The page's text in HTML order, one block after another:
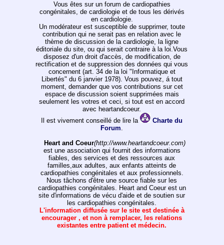
Vous êtes sur un forum de cardiopathies
congénitales, de cardiologie et de tous les dérivés
en cardiologie.
Un modérateur est susceptible de supprimer, toute
contribution qui ne serait pas en relation avec le
thème de discussion de la cardiologie, la ligne
éditoriale du site, ou qui serait contraire à la loi.Vous
disposez d'un droit d'accès, de modification, de
rectification et de suppression des données qui vous
concernent (art. 34 de la loi "Informatique et
Libertés" du 6 janvier 1978). Vous pouvez, á tout
moment, demander que vos contributions sur cet
espace de discussion soient supprimées mais
seulement les votres et ceci, si tout est en accord
avec heartandcoeur.
Il est vivement conseillé de lire la
Charte du
Forum.
Heart and Coeur(http://www.heartandcoeur.com)
est une association qui fournit des informations
fiables, des services et des ressources aux
familles,aux adultes, aux enfants atteints de
cardiopathies congénitales et aux professionnels.
Nous tâchons d'être une source fiable sur les
cardiopathies congénitales. Heart and Coeur est un
site d'informations de vécu d'aide et de soutien sur
les cardiopathies congénitales.
L'information diffusée sur le site est destinée à
encourager , et non à remplacer, les relations
existantes entre patient et médecin.